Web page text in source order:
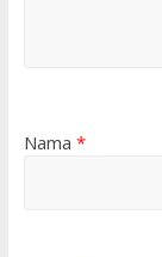
Nama *